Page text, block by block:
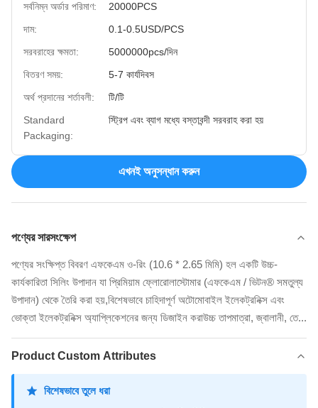
সর্বনিম্ন অর্ডার পরিমাণ:
20000PCS
দাম:
0.1-0.5USD/PCS
সরবরাহের ক্ষমতা:
5000000pcs/দিন
বিতরণ সময়:
5-7 কার্যদিবস
অর্থ প্রদানের শর্তাবলী:
টি/টি
Standard
Packaging:
স্ট্রিপ এবং ব্যাগ মধ্যে বস্তাবন্দী সরবরাহ করা হয়
এখনই অনুসন্ধান করুন
পণ্যের সারসংক্ষেপ
পণ্যের সংক্ষিপ্ত বিবরণ এফকেএম ও-রিং (10.6 * 2.65 মিমি) হল একটি উচ্চ-
কার্যকারিতা সিলিং উপাদান যা প্রিমিয়াম ফ্লোরোলাস্টোমার (এফকেএম / ভিটন® সমতুল্য
উপাদান) থেকে তৈরি করা হয়,বিশেষভাবে চাহিদাপূর্ণ অটোমোবাইল ইলেকট্রনিক্স এবং
ভোক্তা ইলেকট্রনিক্স অ্যাপ্লিকেশনের জন্য ডিজাইন করাউচ্চ তাপমাত্রা, জ্বালানী, তে...
Product Custom Attributes
বিশেষভাবে তুলে ধরা